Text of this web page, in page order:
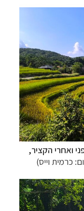
ואחרי הקציר,
כרמית וייס)